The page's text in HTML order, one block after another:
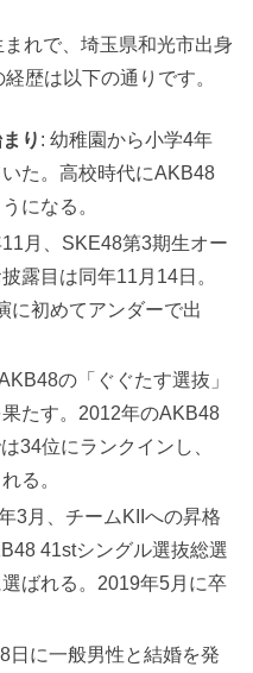
れで、埼玉県和光市出身
歴は以下の通りです。
り : 幼稚園から小学4年
た。高校時代にAKB48
になる。
月、SKE48第3期生オー
露目は同年11月14日。
に初めてアンダーで出
の「ぐぐたす選抜」
たす。2012年のAKB48
34位にランクインし、
る。
3月、チームKIIへの昇格
41stシングル選抜総選
ばれる。2019年5月に卒
日に一般男性と結婚を発